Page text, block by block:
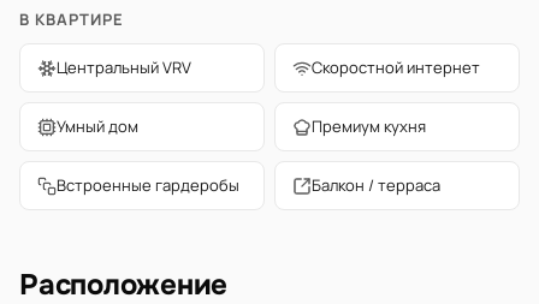
В КВАРТИРЕ
Центральный VRV Скоростной интернет
Умный дом Премиум кухня
Встроенные гардеробы Балкон / терраса
Расположение